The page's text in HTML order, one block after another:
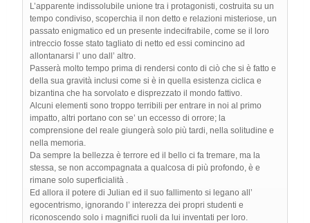
L’apparente indissolubile unione tra i protagonisti, costruita su un
tempo condiviso, scoperchia il non detto e relazioni misteriose, un
passato enigmatico ed un presente indecifrabile, come se il loro
intreccio fosse stato tagliato di netto ed essi comincino ad
allontanarsi l’ uno dall’ altro.
Passerà molto tempo prima di rendersi conto di ciò che si è fatto e
della sua gravità inclusi come si è in quella esistenza ciclica e
bizantina che ha sorvolato e disprezzato il mondo fattivo.
Alcuni elementi sono troppo terribili per entrare in noi al primo
impatto, altri portano con se’ un eccesso di orrore; la
comprensione del reale giungerà solo più tardi, nella solitudine e
nella memoria.
Da sempre la bellezza è terrore ed il bello ci fa tremare, ma la
stessa, se non accompagnata a qualcosa di più profondo, è e
rimane solo superficialità .
Ed allora il potere di Julian ed il suo fallimento si legano all’
egocentrismo, ignorando l’ interezza dei propri studenti e
riconoscendo solo i magnifici ruoli da lui inventati per loro.